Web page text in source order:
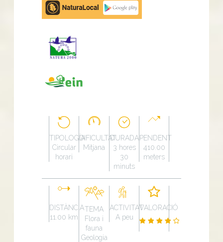
Play
TIPOLOGÍA
Circular
horari
DIFICULTAT
Mitjana
DURADA
3 hores
30
minuts
PENDENT
410.00
meters
DISTÀNCIA
11.00 km
TEMA
Flora i
fauna
Geologia
ACTIVITAT
A peu
VALORACIÓ